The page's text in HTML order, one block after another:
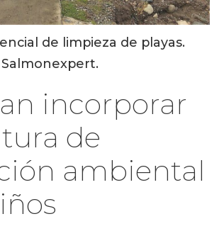
de limpieza de playas.
incorporar
de
ambiental